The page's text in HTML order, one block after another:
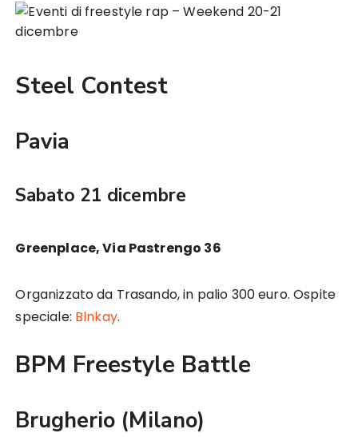
Steel Contest
Pavia
Sabato 21 dicembre
Greenplace, Via Pastrengo 36
Organizzato da Trasando, in palio 300 euro. Ospite
speciale: Blnkay.
BPM Freestyle Battle
Brugherio (Milano)